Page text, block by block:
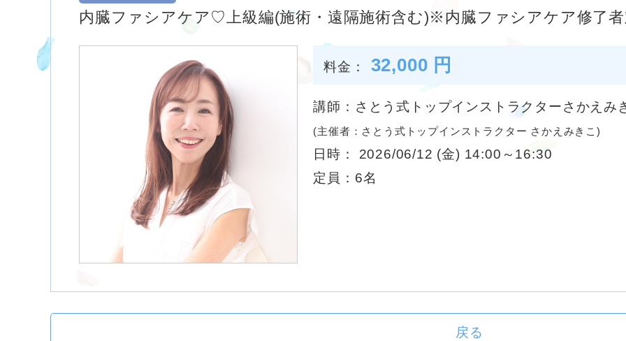
内臓ファシアケア♡上級編(施術・遠隔施術含む)※内臓ファシアケア修了
料金： 32,000 円
講師：さとう式トップインストラクターさかえみ
(主催者：さとう式トップインストラクター さかえみきこ)
日時： 2026/06/12 (金) 14:00～16:30
定員：6名
戻る